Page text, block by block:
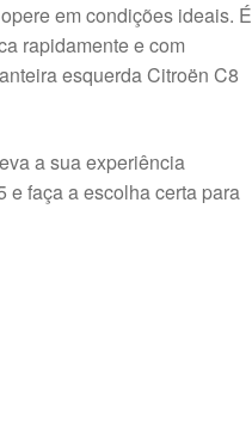
em condições ideais. É
rapidamente e com
esquerda Citroën C8
a sua experiência
e faça a escolha certa para